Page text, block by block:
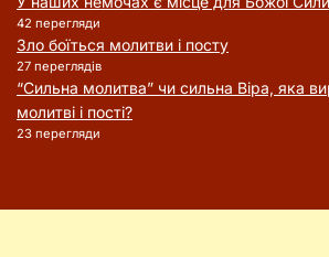
42 перегляди
Зло боїться молитви і посту
27 переглядів
“Сильна молитва” чи сильна Віра, яка
молитві і пості?
23 перегляди